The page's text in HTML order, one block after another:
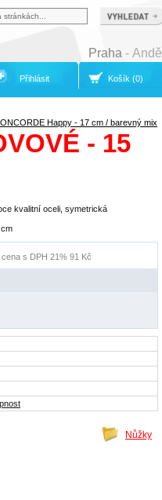
Happy - 17 cm / barevný mix
- 15
kvalitní oceli, symetrická
cena s DPH 21% 91 Kč
Nůžky
Praha - Anděl
Košík (0)
Přihlásit